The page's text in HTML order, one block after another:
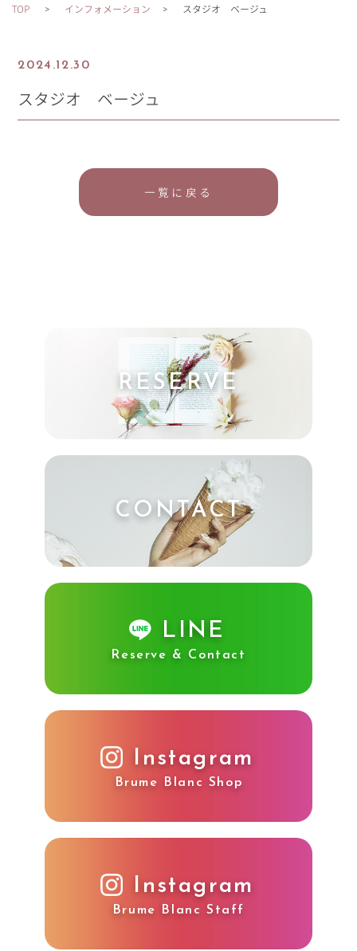
TOP インフォメーション スタジオ ベージュ
2024.12.30
スタジオ ベージュ
一覧に戻る
RESERVE
CONTACT
LINE
Reserve & Contact
Instagram
Brume Blanc Shop
Instagram
Brume Blanc Staff